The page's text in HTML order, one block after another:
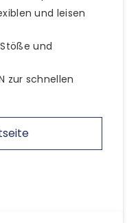
und leisen
und
zur schnellen